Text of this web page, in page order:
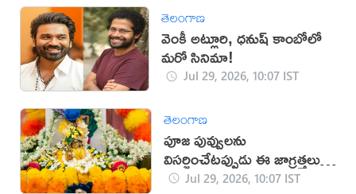
తెలంగాణ
వెంకీ అట్లూరి, ధనుష్ కాంబోలో
మరో సినిమా!
Jul 29, 2026, 10:07 IST
తెలంగాణ
పూజ పువ్వులను
విసర్జించేటప్పుడు ఈ జాగ్రత్తలు
తప్పనిసరి!
Jul 29, 2026, 10:07 IST